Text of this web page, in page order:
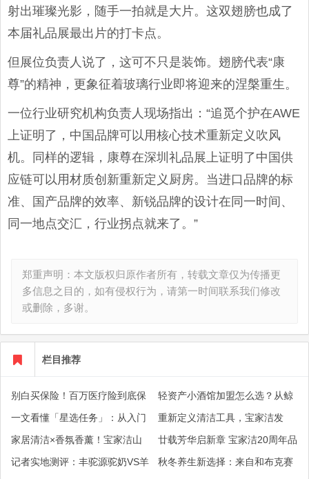
射出璀璨光影，随手一拍就是大片。这双翅膀也成了
本届礼品展最出片的打卡点。
但展位负责人说了，这可不只是装饰。翅膀代表“康
尊”的精神，更象征着玻璃行业即将迎来的涅槃重生。
一位行业研究机构负责人现场指出：“追觅个护在AWE
上证明了，中国品牌可以用核心技术重新定义吹风
机。同样的逻辑，康尊在深圳礼品展上证明了中国供
应链可以用材质创新重新定义厨房。当进口品牌的标
准、国产品牌的效率、新锐品牌的设计在同一时间、
同一地点交汇，行业拐点就来了。”
郑重声明：本文版权归原作者所有，转载文章仅为传播更
多信息之目的，如有侵权行为，请第一时间联系我们修改
或删除，多谢。
栏目推荐
别白买保险！百万医疗险到底保
什么？津贴、垫付、特需保障逐
轻资产小酒馆加盟怎么选？从鲸
酿师小酒馆看标准化开店逻辑
一文看懂「星选任务」：从入门
到精通， 达人如何靠短视频分成
重新定义清洁工具，宝家洁发
布"新一代家清美学家”战略开启
家居清洁×香氛香薰！宝家洁山
茶花香氛软拖把在20周年大会惊
廿载芳华启新章 宝家洁20周年品
牌战略大会盛大举行
记者实地测评：丰驼源驼奶VS羊
秋冬养生新选择：来自和布克赛